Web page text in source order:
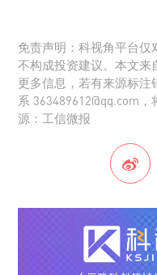
免责声明：科视角平台仅
不构成投资建议。本文来
更多信息，若有来源标注
系 363489612@qq.com
源：工信微报